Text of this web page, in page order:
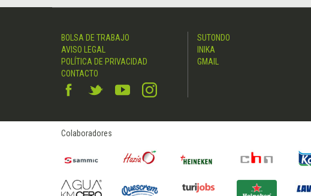
BOLSA DE TRABAJO
AVISO LEGAL
POLÍTICA DE PRIVACIDAD
CONTACTO
SUTONDO
INIKA
GMAIL
Colaboradores